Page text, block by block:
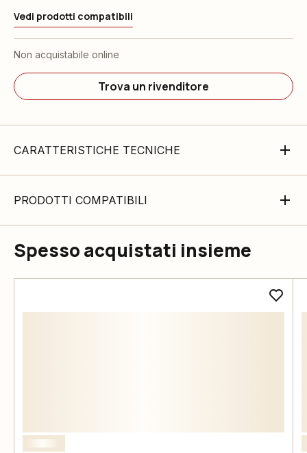
Vedi prodotti compatibili
Non acquistabile online
Trova un rivenditore
CARATTERISTICHE TECNICHE
PRODOTTI COMPATIBILI
Spesso acquistati insieme